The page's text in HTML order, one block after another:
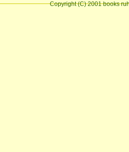
Copyright (C) 2001 books